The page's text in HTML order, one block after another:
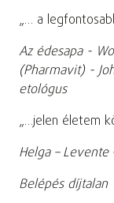
„… a
Az édesapa -
(Pharmavit) -
etológus
„…jelen életem
Helga – Levente
Belépés díjtalan